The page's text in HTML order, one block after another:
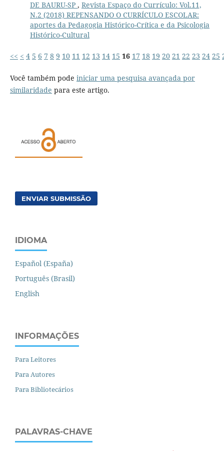
DE BAURU-SP , Revista Espaço do Currículo: Vol.11,
N.2 (2018) REPENSANDO O CURRÍCULO ESCOLAR:
aportes da Pedagogia Histórico-Crítica e da Psicologia
Histórico-Cultural
<< < 4 5 6 7 8 9 10 11 12 13 14 15 16 17 18 19 20 21 22 23 24 25
Você também pode iniciar uma pesquisa avançada por
similaridade para este artigo.
ENVIAR SUBMISSÃO
IDIOMA
Español (España)
Português (Brasil)
English
INFORMAÇÕES
Para Leitores
Para Autores
Para Bibliotecários
PALAVRAS-CHAVE